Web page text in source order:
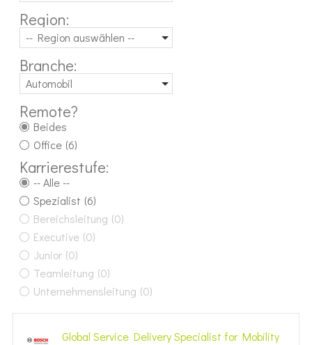
Region:
-- Region auswählen --
Branche:
Automobil
Remote?
Beides
Office (6)
Karrierestufe:
-- Alle --
Spezialist (6)
Bereichsleitung (0)
Executive (0)
Junior (0)
Teamleitung (0)
Unternehmensleitung (0)
Global Service Delivery Specialist for Mobility